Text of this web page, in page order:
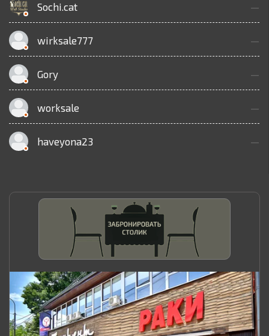
Sochi.cat —
wirksale777 —
Gory —
worksale —
haveyona23 —